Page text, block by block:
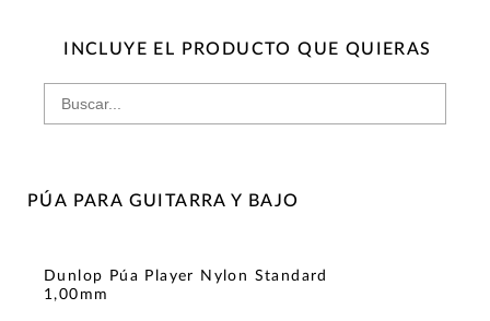
INCLUYE EL PRODUCTO QUE QUIERAS
PÚA PARA GUITARRA Y BAJO
Dunlop Púa Player Nylon Standard
1,00mm